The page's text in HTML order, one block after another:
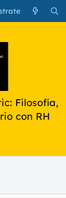
Filosofía,
con RH